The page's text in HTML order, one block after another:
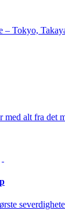
Tokyo,
med alt fra